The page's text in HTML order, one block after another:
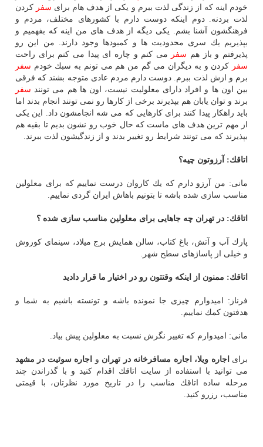
خودم اینه كه از زندگی لذت ببرم و یكی از هدف هام برای سفر كردن
لذت بردنه. دوم اینكه دوست دارم با كشورهای مختلف، مردم و
فرهنگشون آشنا بشم. یكی دیگه از هدف های من اینه كه بفهمیم و
بپذیریم یك سری محدودیت ها و كمبودها وجود دارند. من این رو
پذیرفتم و باز هم سفر
می كنم و چاره ای پیدا می كنم برای راحت
سفر كردن و به دیگران می گم من هم می تونم به سبك خودم سفر
برم و ازش لذت ببرم. دوست دارم مردم عادی متوجه بشند كه فرقی
بین اون ها و افراد دارای معلولیت نیست، اون ها هم می تونند سفر
برند و توان یابان هم بپذیرند برخی از كارها رو نمی تونند انجام بدند اما
باید راهكار پیدا كنند برای كارهایی كه می شه انجامشون داد. این یكی
از مهم ترین هدف های ماست كه حال خوب رو نشون بدیم تا بقیه هم
بپذیرند كه می تونند شرایط رو تغییر بدند و از زندگیشون لذت ببرند.
اتاقك: آرزوتون چیه؟
مانی: من آرزو دارم كه یك كاروان درست نماییم كه برای معلولین
مناسب سازی شده باشه تا بتونیم باهاش ایران گردی نماییم.
اتاقك: در تهران چه جاهایی برای معلولین مناسب سازی شده ؟
پارك آب و آتش، باغ كتاب، سالن همایش برج میلاد، سینمای كوروش
و خیلی از پاساژهای سطح شهر.
اتاقك: ممنون از اینكه وقتتون رو در اختیار ما قرار دادید
فرناز: امیدوارم چیزی جا نمونده باشه و تونسته باشیم به شما و
هدفتون كمك نماییم.
مانی: امیدوارم كه تغییر نگرش نسبت به معلولین پیش بیاد.
برای اجاره ویلا، اجاره مسافرخانه در تهران و
اجاره سوئیت در مشهد
می توانید با استفاده از سایت اتاقك اقدام كنید و با گذراندن چند
مرحله ساده اتاقك مناسب را در تاریخ مورد نظرتان، با قیمتی
مناسب، رزرو كنید.